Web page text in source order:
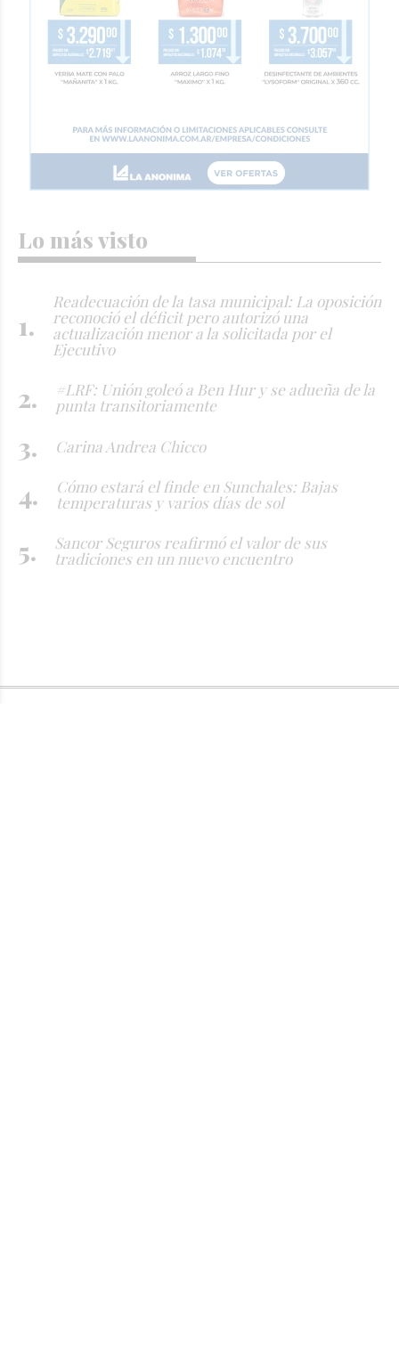
Lo más visto
Readecuación de la tasa municipal: La oposición
reconoció el déficit pero autorizó una
actualización menor a la solicitada por el
Ejecutivo
#LRF: Unión goleó a Ben Hur y se adueña de la
punta transitoriamente
Carina Andrea Chicco
Cómo estará el finde en Sunchales: Bajas
temperaturas y varios días de sol
Sancor Seguros reafirmó el valor de sus
tradiciones en un nuevo encuentro